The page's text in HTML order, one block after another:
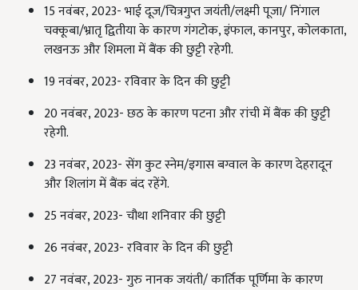
15 नवंबर, 2023- भाई दूज/चित्रगुप्त जयंती/लक्ष्मी पूजा/ निंगाल
चक्कूबा/भ्रातृ द्वितीया के कारण गंगटोक, इंफाल, कानपुर, कोलकाता,
लखनऊ और शिमला में बैंक की छुट्टी रहेगी.
19 नवंबर, 2023- रविवार के दिन की छुट्टी
20 नवंबर, 2023- छठ के कारण पटना और रांची में बैंक की छुट्टी
रहेगी.
23 नवंबर, 2023- सेंग कुट स्नेम/इगास बग्वाल के कारण देहरादून
और शिलांग में बैंक बंद रहेंगे.
25 नवंबर, 2023- चौथा शनिवार की छुट्टी
26 नवंबर, 2023- रविवार के दिन की छुट्टी
27 नवंबर, 2023- गुरु नानक जयंती/ कार्तिक पूर्णिमा के कारण